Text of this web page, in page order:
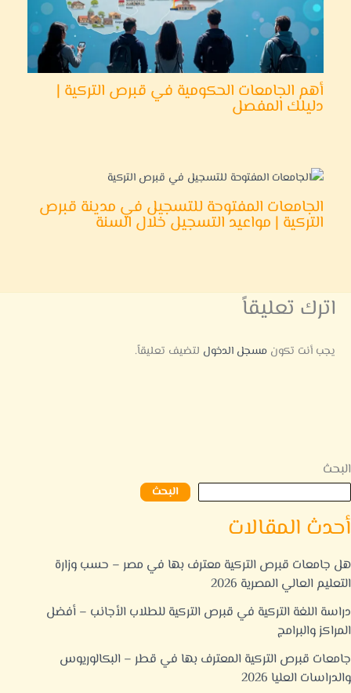
أهم الجامعات الحكومية في قبرص التركية |
دليلك المفصل
الجامعات المفتوحة للتسجيل في مدينة قبرص
التركية | مواعيد التسجيل خلال السنة
اترك تعليقاً
يجب أنت تكون مسجل الدخول لتضيف تعليقاً.
البحث
البحث
أحدث المقالات
هل جامعات قبرص التركية معترف بها في مصر – حسب وزارة
التعليم العالي المصرية 2026
دراسة اللغة التركية في قبرص التركية للطلاب الأجانب – أفضل
المراكز والبرامج
جامعات قبرص التركية المعترف بها في قطر – البكالوريوس
والدراسات العليا 2026